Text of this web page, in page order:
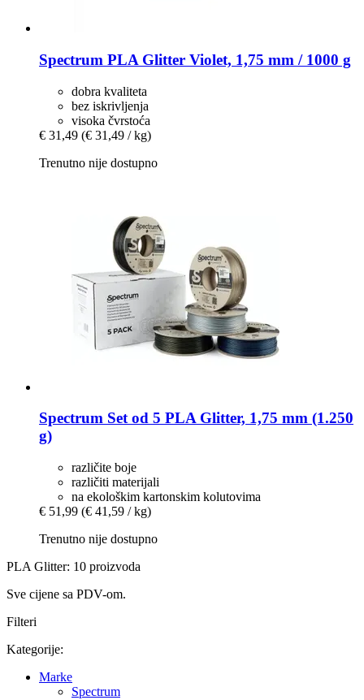
Spectrum PLA Glitter Violet, 1,75 mm / 1000 g
dobra kvaliteta
bez iskrivljenja
visoka čvrstoća
€ 31,49 (€ 31,49 / kg)
Trenutno nije dostupno
Spectrum Set od 5 PLA Glitter, 1,75 mm (1.250
g)
različite boje
različiti materijali
na ekološkim kartonskim kolutovima
€ 51,99 (€ 41,59 / kg)
Trenutno nije dostupno
PLA Glitter: 10 proizvoda
Sve cijene sa PDV-om.
Filteri
Kategorije:
Marke
Spectrum